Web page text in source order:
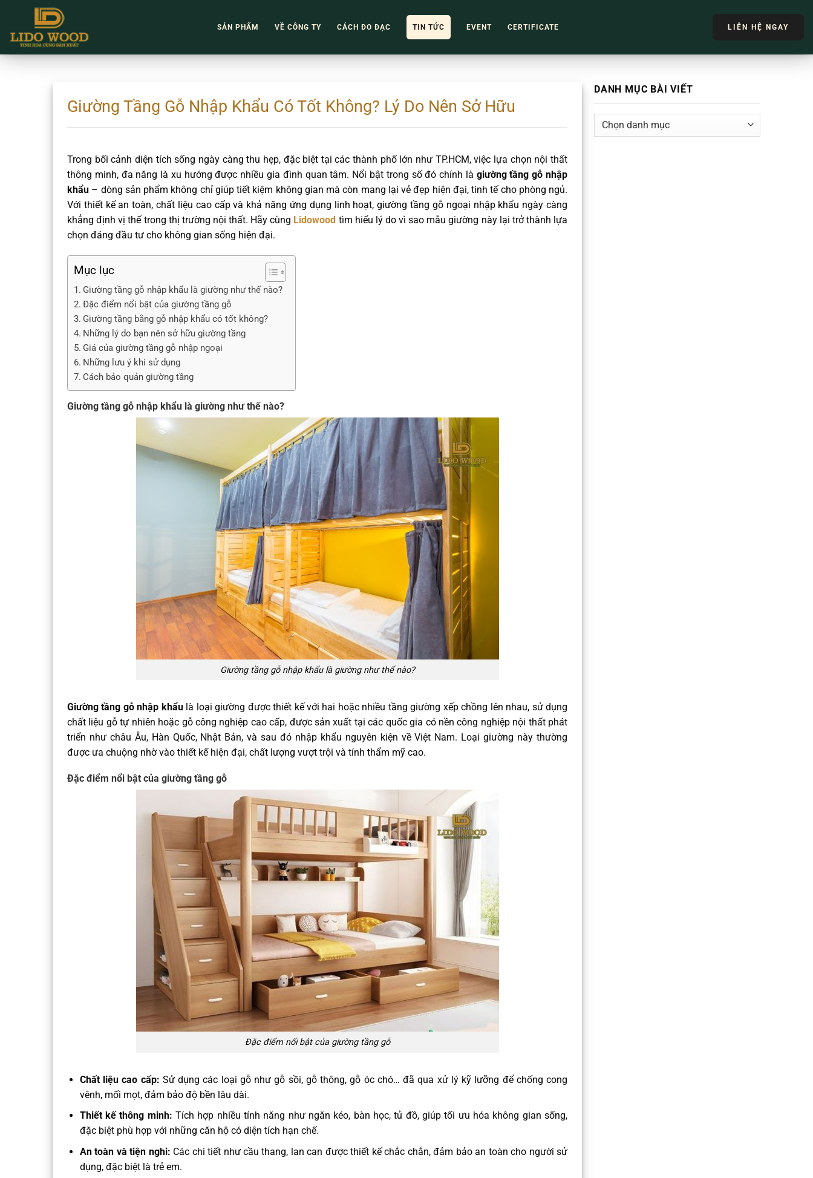
nội
dung
SẢN PHẨM VỀ CÔNG TY CÁCH ĐO ĐẠC TIN TỨC EVENT CERTIFICATE LIÊN HỆ NGAY
Giường Tầng Gỗ Nhập Khẩu Có Tốt Không? Lý Do Nên Sở Hữu
Trong bối cảnh diện tích sống ngày càng thu hẹp, đặc biệt tại các thành phố lớn như TP.HCM, việc lựa chọn nội thất
thông minh, đa năng là xu hướng được nhiều gia đình quan tâm. Nổi bật trong số đó chính là giường tầng gỗ nhập
khẩu – dòng sản phẩm không chỉ giúp tiết kiệm không gian mà còn mang lại vẻ đẹp hiện đại, tinh tế cho phòng ngủ.
Với thiết kế an toàn, chất liệu cao cấp và khả năng ứng dụng linh hoạt, giường tầng gỗ ngoại nhập khẩu ngày càng
khẳng định vị thế trong thị trường nội thất. Hãy cùng Lidowood tìm hiểu lý do vì sao mẫu giường này lại trở thành lựa
chọn đáng đầu tư cho không gian sống hiện đại.
Mục lục
Giường tầng gỗ nhập khẩu là giường như thế nào?
Đặc điểm nổi bật của giường tầng gỗ
Giường tầng bằng gỗ nhập khẩu có tốt không?
Những lý do bạn nên sở hữu giường tầng
Giá của giường tầng gỗ nhập ngoại
Những lưu ý khi sử dụng
Cách bảo quản giường tầng
Giường tầng gỗ nhập khẩu là giường như thế nào?
Giường tầng gỗ nhập khẩu là giường như thế nào?
​Giường tầng gỗ nhập khẩulà loại giường được thiết kế với hai hoặc nhiều tầng giường xếp chồng lên nhau, sử dụng
chất liệu gỗ tự nhiên hoặc gỗ công nghiệp cao cấp, được sản xuất tại các quốc gia có nền công nghiệp nội thất phát
triển như châu Âu, Hàn Quốc, Nhật Bản, và sau đó nhập khẩu nguyên kiện về Việt Nam. Loại giường này thường
được ưa chuộng nhờ vào thiết kế hiện đại, chất lượng vượt trội và tính thẩm mỹ cao.
Đặc điểm nổi bật của giường tầng gỗ
Đặc điểm nổi bật của giường tầng gỗ
Chất liệu cao cấp: Sử dụng các loại gỗ như gỗ sồi, gỗ thông, gỗ óc chó… đã qua xử lý kỹ lưỡng để chống cong
vênh, mối mọt, đảm bảo độ bền lâu dài.​
Thiết kế thông minh:Tích hợp nhiều tính năng như ngăn kéo, bàn học, tủ đồ, giúp tối ưu hóa không gian sống,
đặc biệt phù hợp với những căn hộ có diện tích hạn chế.​
An toàn và tiện nghi: Các chi tiết như cầu thang, lan can được thiết kế chắc chắn, đảm bảo an toàn cho người sử
dụng, đặc biệt là trẻ em.​
DANH MỤC BÀI VIẾT
DANH
MỤC